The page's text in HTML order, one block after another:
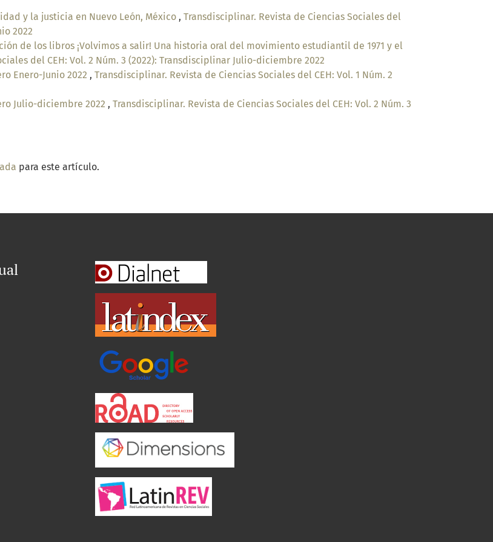
y la justicia en Nuevo León, México , Transdisciplinar. Revista de Ciencias Sociales del
2022
de los libros ¡Volvimos a salir! Una historia oral del movimiento estudiantil de 1971 y el
del CEH: Vol. 2 Núm. 3 (2022): Transdisciplinar Julio-diciembre 2022
Enero-Junio 2022 , Transdisciplinar. Revista de Ciencias Sociales del CEH: Vol. 1 Núm. 2
Julio-diciembre 2022 , Transdisciplinar. Revista de Ciencias Sociales del CEH: Vol. 2 Núm. 3
para este artículo.